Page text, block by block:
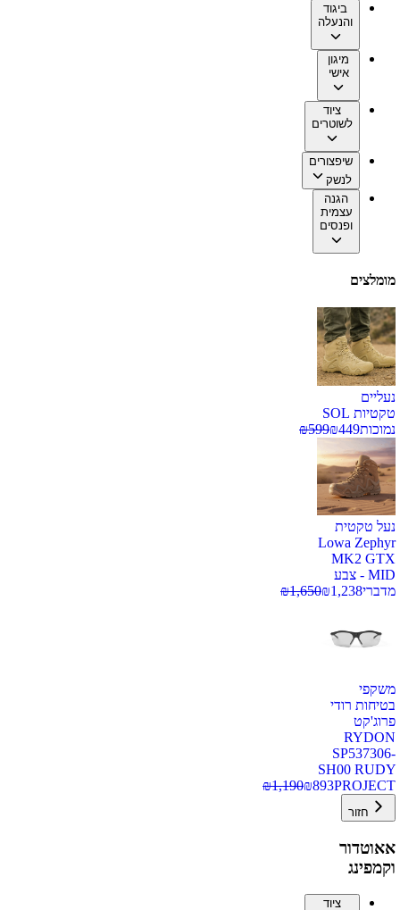
ביגוד
והנעלה
מיגון
אישי
ציוד
לשוטרים
שיפצורים
לנשק
הגנה
עצמית
ופנסים
מומלצים
נעליים
טקטיות SOL
נמוכות
₪449
₪599
נעל טקטית
Lowa Zephyr
MK2 GTX
MID - צבע
מדברי
₪1,238
₪1,650
משקפי
בטיחות רודי
פרוג'קט
RYDON
SP537306-
SH00 RUDY
PROJECT
₪893
₪1,190
חזור
אאוטדור
וקמפינג
ציוד